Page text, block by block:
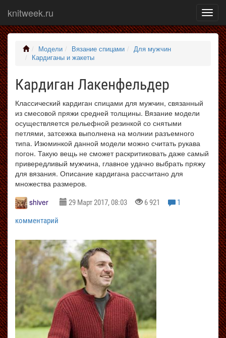
меню
knitweek.ru
Модели Вязание спицами
Для мужчин
Кардиганы и жакеты
Кардиган Лакенфельдер
Классический кардиган спицами для мужчин, связанный
из смесовой пряжи средней толщины. Вязание модели
осуществляется рельефной резинкой со снятыми
петлями, затсежка выполнена на молнии разъемного
типа. Изюминкой данной модели можно считать рукава
погон. Такую вещь не сможет раскритиковать даже самый
привередливый мужчина, главное удачно выбрать пряжу
для вязания. Описание кардигана рассчитано для
множества размеров.
shiver
29 Март 2017, 08:03 6 921
1
комментарий